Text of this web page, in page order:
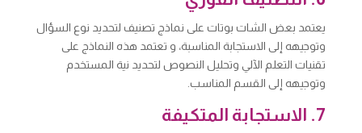
يعتمد بعض الشات بوتات على نماذج تصنيف لتحديد نوع السؤال
وتوجيهه إلى الاستجابة المناسبة، و تعتمد هذه النماذج على
تقنيات التعلم الآلي وتحليل النصوص لتحديد نية المستخدم
وتوجيهه إلى القسم المناسب.
7. الاستجابة المتكيفة